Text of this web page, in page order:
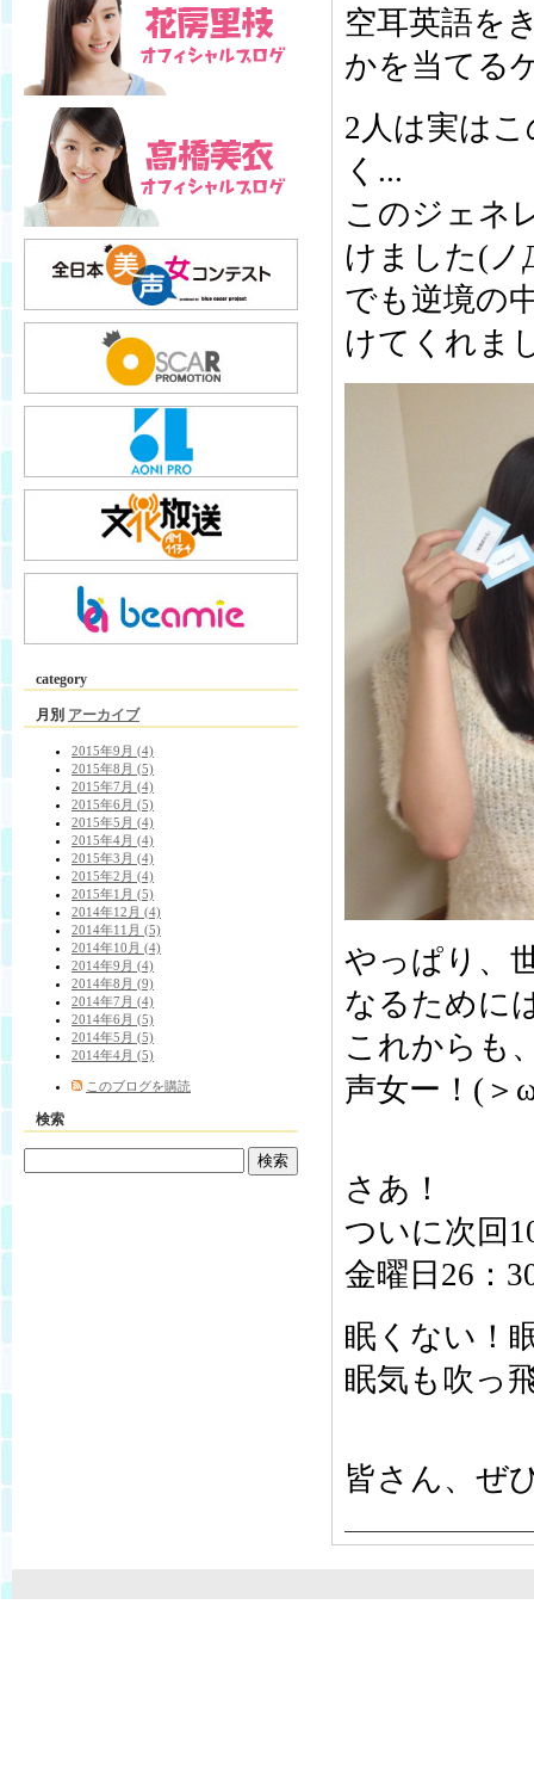
空耳英語を
かを当てる
2人は実は
く...
このジェネ
けました(ノ
でも逆境の
けてくれま
やっぱり、
なるために
これからも
声女ー！(＞
さあ！
ついに次回
金曜日26：
眠くない！
眠気も吹っ
皆さん、ぜ
category
月別 アーカイブ
2015年9月 (4)
2015年8月 (5)
2015年7月 (4)
2015年6月 (5)
2015年5月 (4)
2015年4月 (4)
2015年3月 (4)
2015年2月 (4)
2015年1月 (5)
2014年12月 (4)
2014年11月 (5)
2014年10月 (4)
2014年9月 (4)
2014年8月 (9)
2014年7月 (4)
2014年6月 (5)
2014年5月 (5)
2014年4月 (5)
このブログを購読
検索